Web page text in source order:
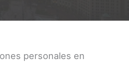
personales en